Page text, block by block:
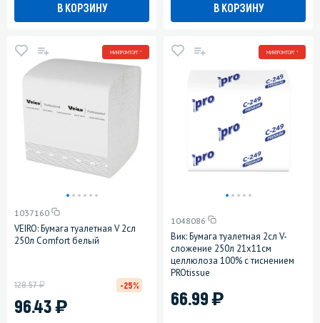
В КОРЗИНУ В КОРЗИНУ
МИНПРОМТОРГ *
1037160
VEIRO: Бумага туалетная V 2сл
250л Comfort белый
96.43)
128.57у -25%
МИНПРОМТОРГ *
1048086
Вик: Бумага туалетная 2сл V-
сложение 250л 21х11см
целлюлоза 100% с тиснением
PROtissue
66.99)